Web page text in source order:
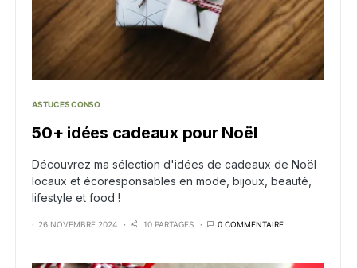
ASTUCES CONSO
50+ idées cadeaux pour Noël
Découvrez ma sélection d'idées de cadeaux de Noël
locaux et écoresponsables en mode, bijoux, beauté,
lifestyle et food !
26 NOVEMBRE 2024 10 PARTAGES 0 COMMENTAIRE